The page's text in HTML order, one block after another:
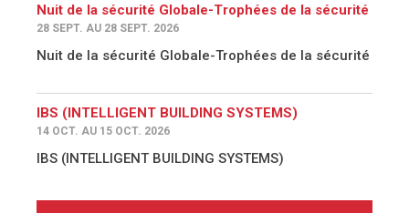
Nuit de la sécurité Globale-Trophées de la sécurité
28 SEPT. AU 28 SEPT. 2026
Nuit de la sécurité Globale-Trophées de la sécurité
IBS (INTELLIGENT BUILDING SYSTEMS)
14 OCT. AU 15 OCT. 2026
IBS (INTELLIGENT BUILDING SYSTEMS)